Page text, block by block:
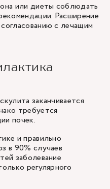
или диеты соблюдать
Расширение
с лечащим
заканчивается
требуется
почек.
и правильно
в 90% случаев
заболевание
регулярного